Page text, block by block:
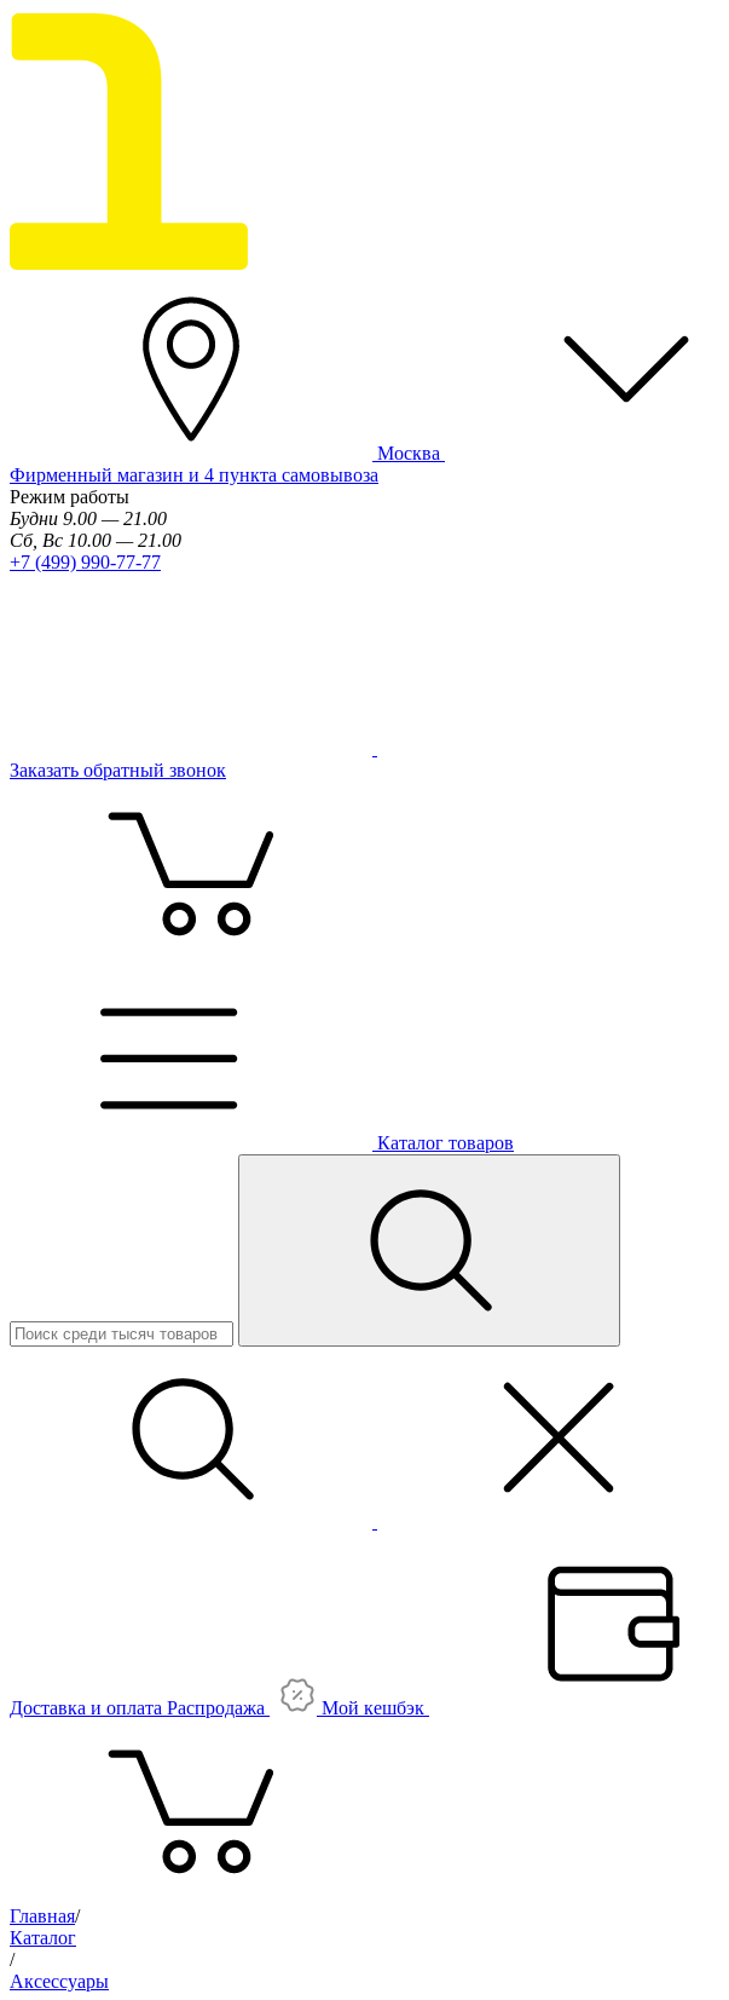
Москва
Фирменный магазин и 4 пункта самовывоза
Режим работы
Будни 9.00 — 21.00
Сб, Вс 10.00 — 21.00
+7 (499) 990-77-77
Заказать обратный звонок
Каталог товаров
Доставка и оплата Распродажа Мой кешбэк
Главная/
Каталог
/
Аксессуары